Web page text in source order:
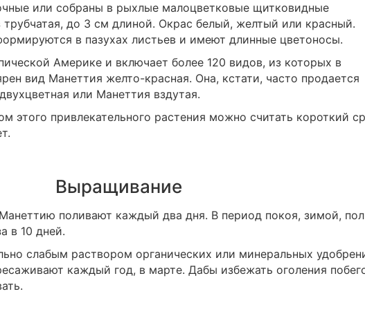
или собраны в рыхлые малоцветковые щитковидные
до 3 см длиной. Окрас белый, желтый или красный.
в пазухах листьев и имеют длинные цветоносы.
Америке и включает более 120 видов, из которых в
вид Манеттия желто-красная. Она, кстати, часто продается
или Манеттия вздутая.
этого привлекательного растения можно считать короткий
Выращивание
поливают каждый два дня. В период покоя, зимой,
в 10 дней.
слабым раствором органических или минеральных
каждый год, в марте. Дабы избежать оголения